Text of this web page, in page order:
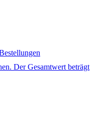
Der Gesamtwert beträgt